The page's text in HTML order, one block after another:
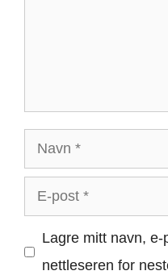
Navn
post
Lagre mitt navn,
nettleseren for